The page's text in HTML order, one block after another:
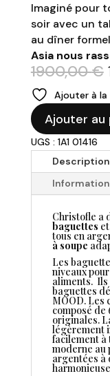
Imaginé pour
soir avec un
au dîner
Asia nous
1900,00€
Ajouter à la
quantité
de
CHRISTOFLE
Oeuf
mood
Ajouter au
UGS : 1A1 01416
Description
Christofle a
baguettes
tous en
à soupe
Les
niveaux
aliments. Ils
baguettes
MOOD. Les
composé
originales.
légèrement
facilement à
moderne au
argentées à